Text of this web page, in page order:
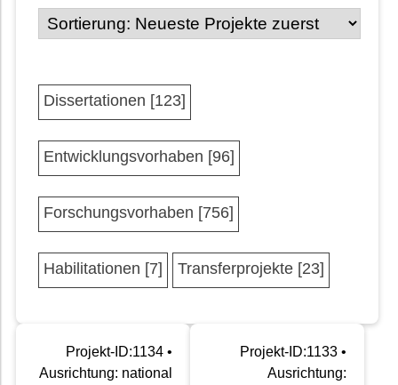
Dissertationen [123]
Entwicklungsvorhaben [96]
Forschungsvorhaben [756]
Habilitationen [7] Transferprojekte [23]
Projekt-ID:1134 •
Ausrichtung: national
Projekt-ID:1133 •
Ausrichtung: